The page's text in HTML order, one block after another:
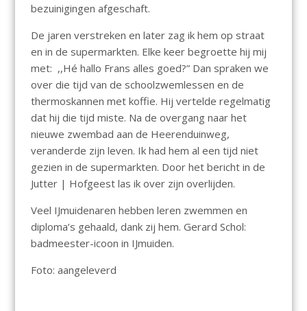
bezuinigingen afgeschaft.
De jaren verstreken en later zag ik hem op straat
en in de supermarkten. Elke keer begroette hij mij
met: ,,Hé hallo Frans alles goed?” Dan spraken we
over die tijd van de schoolzwemlessen en de
thermoskannen met koffie. Hij vertelde regelmatig
dat hij die tijd miste. Na de overgang naar het
nieuwe zwembad aan de Heerenduinweg,
veranderde zijn leven. Ik had hem al een tijd niet
gezien in de supermarkten. Door het bericht in de
Jutter | Hofgeest las ik over zijn overlijden.
Veel IJmuidenaren hebben leren zwemmen en
diploma’s gehaald, dank zij hem. Gerard Schol:
badmeester-icoon in IJmuiden.
Foto: aangeleverd